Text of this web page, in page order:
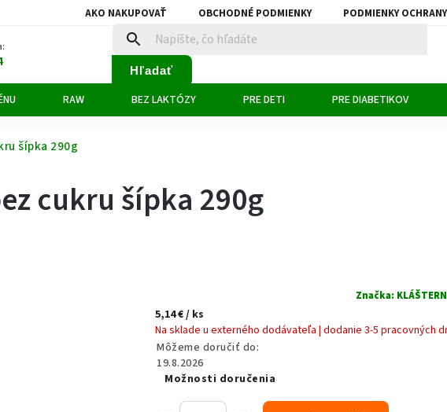
AKO NAKUPOVAŤ OBCHODNÉ PODMIENKY PODMIENKY
Hľadať
RAW BEZ LAKTÓZY PRE DETI PRE DIABETIKOV
šípka 290g
cukru šípka 290g
Značka:
5,14 €/ ks
Na sklade u externého dodávateľa | dodanie 3-5 pracovných
Môžeme doručiť do:
19.8.2026
Možnosti doručenia